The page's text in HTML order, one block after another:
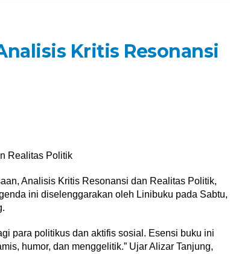
Kritis Resonansi
Realitas Politik
Analisis Kritis Resonansi dan Realitas Politik,
ini diselenggarakan oleh Linibuku pada Sabtu,
para politikus dan aktifis sosial. Esensi buku ini
humor, dan menggelitik.” Ujar Alizar Tanjung,